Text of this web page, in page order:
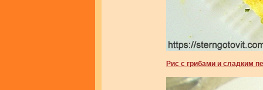
Рис с грибами и сладким